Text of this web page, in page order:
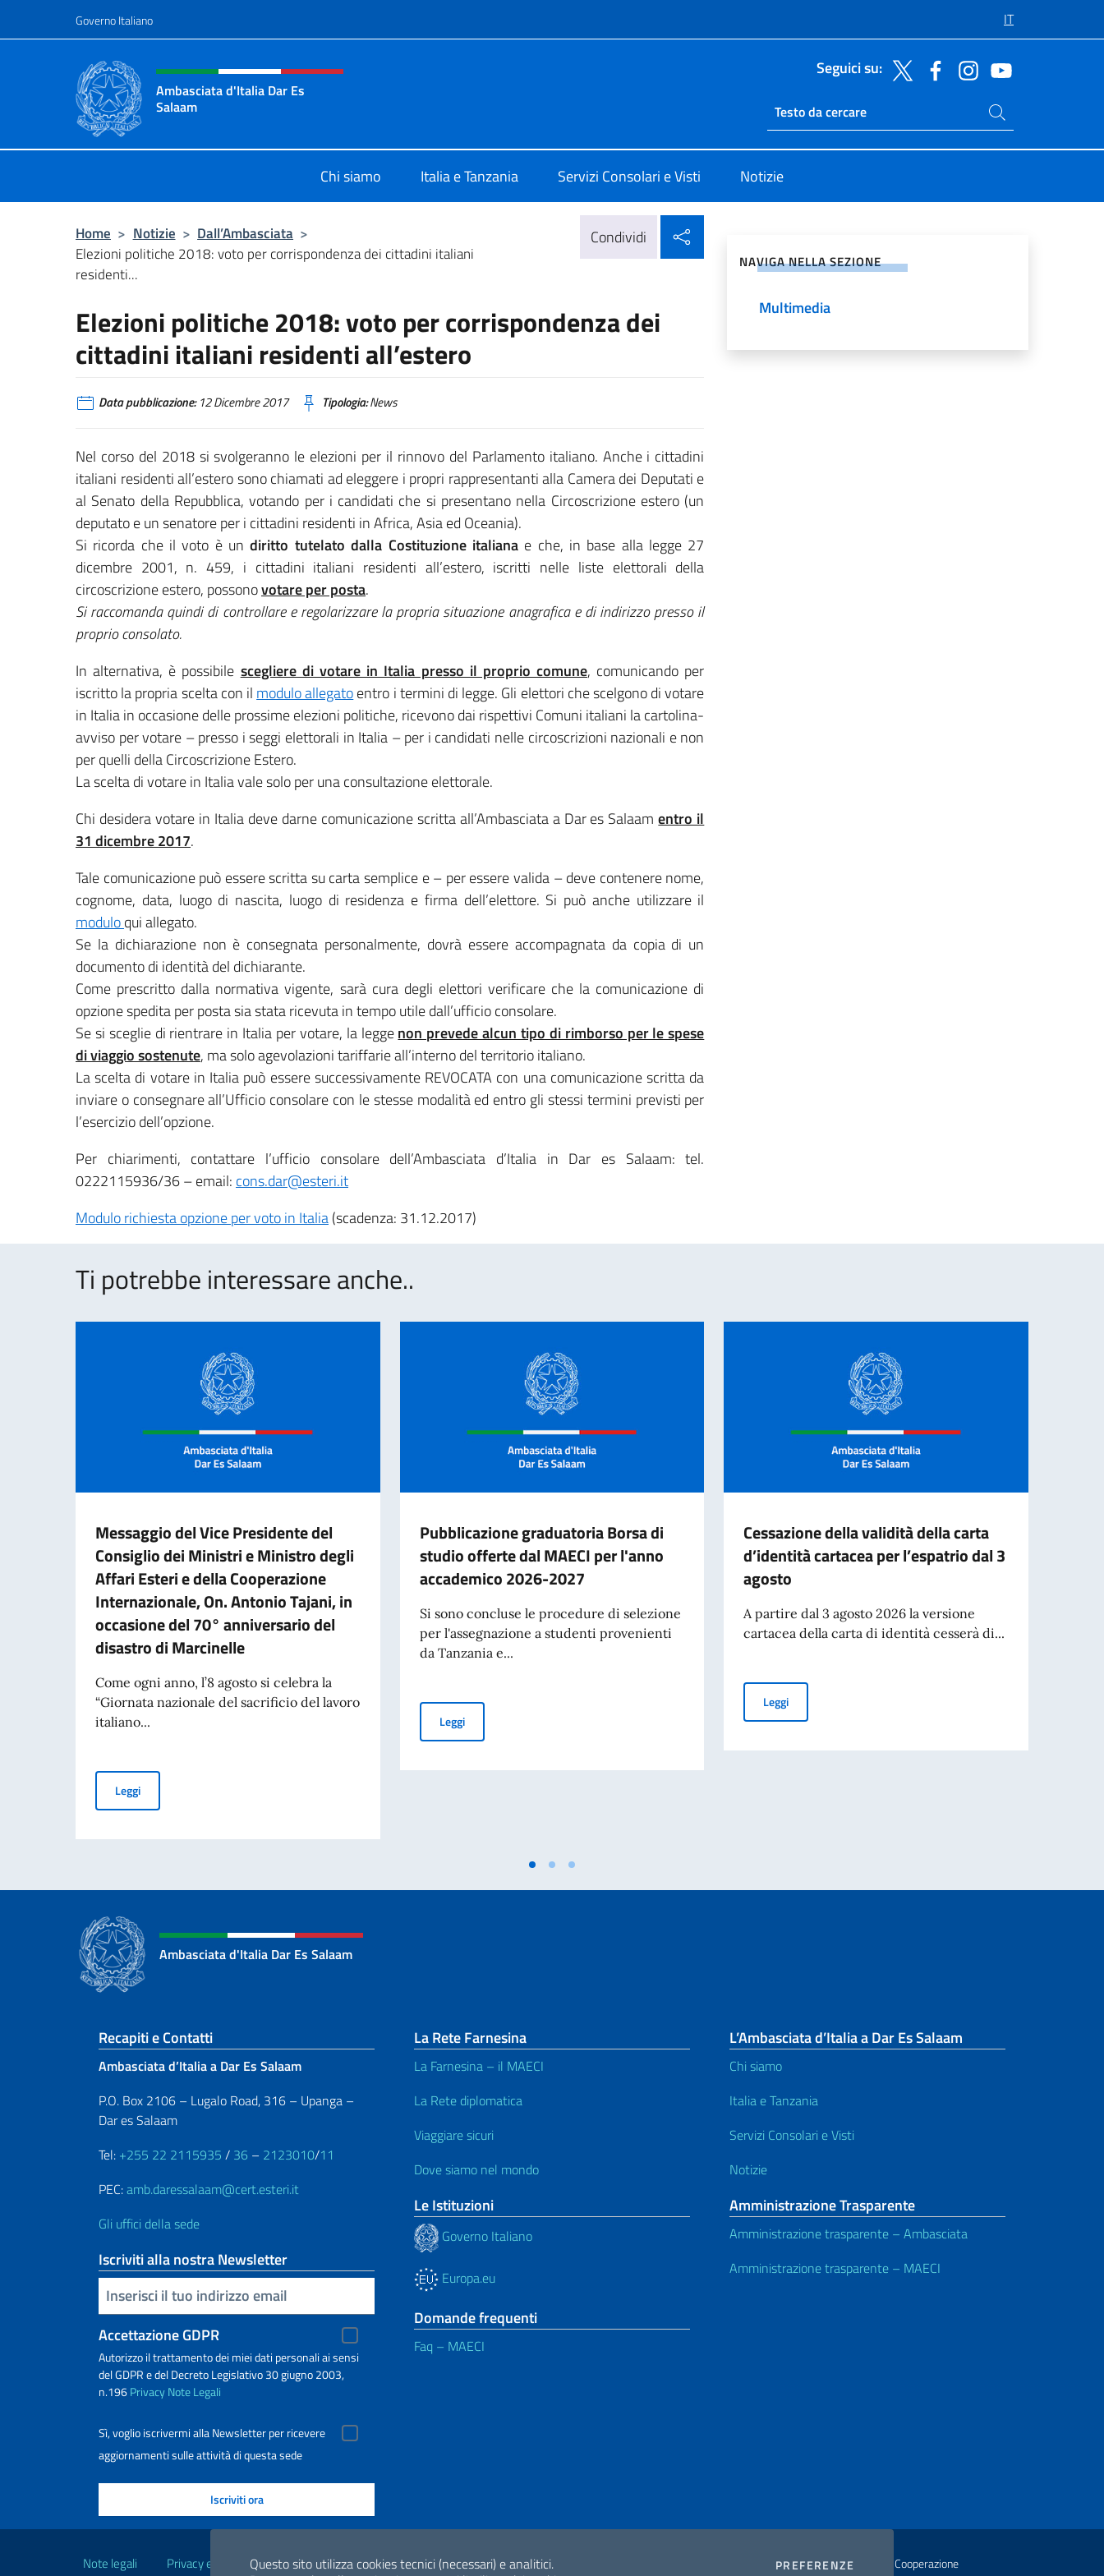
Questo sito utilizza cookies tecnici (necessari) e analitici.
PREFERENZE COOKIES
Governo Italiano IT
Intestazione sito, social e menù
Ambasciata d'Italia Dar Es
Salaam
Seguici su:
Ricerca sito live
Cerca nel sito
Chi siamo Italia e Tanzania Servizi Consolari e Visti Notizie
Home > Notizie > Dall’Ambasciata >
Elezioni politiche 2018: voto per corrispondenza dei cittadini italiani
residenti...
Condividi
Elezioni politiche 2018: voto per corrispondenza dei
cittadini italiani residenti all’estero
Data pubblicazione:12 Dicembre 2017 Tipologia:News
Nel corso del 2018 si svolgeranno le elezioni per il rinnovo del Parlamento italiano. Anche i cittadini
italiani residenti all’estero sono chiamati ad eleggere i propri rappresentanti alla Camera dei Deputati e
al Senato della Repubblica, votando per i candidati che si presentano nella Circoscrizione estero (un
deputato e un senatore per i cittadini residenti in Africa, Asia ed Oceania).
Si ricorda che il voto è undiritto tutelato dalla Costituzione italianae che, in base alla legge 27
dicembre 2001, n. 459, i cittadini italiani residenti all’estero, iscritti nelle liste elettorali della
circoscrizione estero, possonovotare per posta.
Si raccomanda quindi di controllare e regolarizzare la propria situazione anagrafica e di indirizzo presso il
proprio consolato.
In alternativa, è possibile scegliere di votare in Italia presso il proprio comune, comunicando per
iscritto la propria scelta con il modulo allegatoentro i termini di legge. Gli elettori che scelgono di votare
in Italia in occasione delle prossime elezioni politiche, ricevono dai rispettivi Comuni italiani la cartolina-
avviso per votare – presso i seggi elettorali in Italia – per i candidati nelle circoscrizioni nazionali e non
per quelli della Circoscrizione Estero.
La scelta di votare in Italia vale solo per una consultazione elettorale.
Chi desidera votare in Italia deve darne comunicazione scritta all’Ambasciata a Dar es Salaamentro il
31 dicembre 2017.
Tale comunicazione può essere scritta su carta semplice e – per essere valida – deve contenere nome,
cognome, data, luogo di nascita, luogo di residenza e firma dell’elettore. Si può anche utilizzare il
moduloqui allegato.
Se la dichiarazione non è consegnata personalmente, dovrà essere accompagnata da copia di un
documento di identità del dichiarante.
Come prescritto dalla normativa vigente, sarà cura degli elettori verificare che la comunicazione di
opzione spedita per posta sia stata ricevuta in tempo utile dall’ufficio consolare.
Se si sceglie di rientrare in Italia per votare, la leggenon prevede alcun tipo di rimborso per le spese
di viaggio sostenute, ma solo agevolazioni tariffarie all’interno del territorio italiano.
La scelta di votare in Italia può essere successivamente REVOCATA con una comunicazione scritta da
inviare o consegnare all’Ufficio consolare con le stesse modalità ed entro gli stessi termini previsti per
l’esercizio dell’opzione.
Per chiarimenti, contattare l’ufficio consolare dell’Ambasciata d’Italia in Dar es Salaam: tel.
0222115936/36 – email: cons.dar@esteri.it
Modulo richiesta opzione per voto in Italia(scadenza: 31.12.2017)
NAVIGA NELLA SEZIONE
Multimedia
Ti potrebbe interessare anche..
Messaggio del Vice Presidente del
Consiglio dei Ministri e Ministro degli
Affari Esteri e della Cooperazione
Internazionale, On. Antonio Tajani, in
occasione del 70° anniversario del
disastro di Marcinelle
Come ogni anno, l’8 agosto si celebra la
“Giornata nazionale del sacrificio del lavoro
italiano...
LeggiMessaggio del Vice Presidente del Consiglio dei Ministri e Ministro degli Affari Esteri e della Cooperazione Internazionale, On. Antonio Tajani, in occasione del 70° anniversario del disastro di
Pubblicazione graduatoria Borsa di
studio offerte dal MAECI per l'anno
accademico 2026-2027
Si sono concluse le procedure di selezione
per l'assegnazione a studenti provenienti
da Tanzania e...
LeggiPubblicazione graduatoria Borsa di studio offerte dal MAECI per l'anno accademico 2026-2027
Cessazione della validità della carta
d’identità cartacea per l’espatrio dal 3
agosto
A partire dal 3 agosto 2026 la versione
cartacea della carta di identità cesserà di...
LeggiCessazione della validità della carta d’identità cartacea per
Ambasciata d'Italia Dar Es Salaam
Sezione footer
Recapiti e Contatti
Ambasciata d’Italia a Dar Es Salaam
P.O. Box 2106 – Lugalo Road, 316 – Upanga –
Dar es Salaam
Tel: +255 22 2115935 / 36 – 2123010/11
PEC:amb.daressalaam@cert.esteri.it
Gli uffici della sede
Iscriviti alla nostra Newsletter
Inserisci la tua email
Accettazione GDPR
Autorizzo il trattamento dei miei dati personali ai sensi
del GDPR e del Decreto Legislativo 30 giugno 2003,
n.196PrivacyNote Legali
Sì, voglio iscrivermi alla Newsletter per ricevere
aggiornamenti sulle attività di questa sede
La Rete Farnesina
La Farnesina – il MAECI
La Rete diplomatica
Viaggiare sicuri
Dove siamo nel mondo
Le Istituzioni
Governo Italiano
Europa.eu
Domande frequenti
Faq – MAECI
L’Ambasciata d’Italia a Dar Es Salaam
Chi siamo
Italia e Tanzania
Servizi Consolari e Visti
Notizie
Amministrazione Trasparente
Amministrazione trasparente – Ambasciata
Amministrazione trasparente – MAECI
Note legali Privacy e cookie policy Dichiarazione di accessibilità 2026 Copyright Ministero degli Affari Esteri e della Cooperazione